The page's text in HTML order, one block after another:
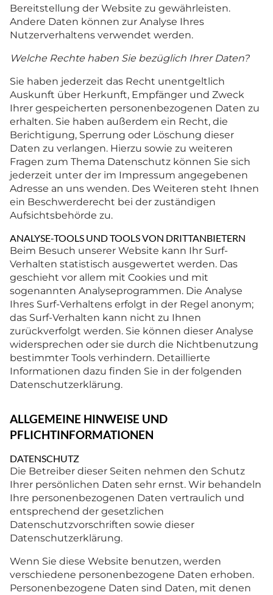
Bereitstellung der Website zu gewährleisten.
Andere Daten können zur Analyse Ihres
Nutzerverhaltens verwendet werden.
Welche Rechte haben Sie bezüglich Ihrer Daten?
Sie haben jederzeit das Recht unentgeltlich
Auskunft über Herkunft, Empfänger und Zweck
Ihrer gespeicherten personenbezogenen Daten zu
erhalten. Sie haben außerdem ein Recht, die
Berichtigung, Sperrung oder Löschung dieser
Daten zu verlangen. Hierzu sowie zu weiteren
Fragen zum Thema Datenschutz können Sie sich
jederzeit unter der im Impressum angegebenen
Adresse an uns wenden. Des Weiteren steht Ihnen
ein Beschwerderecht bei der zuständigen
Aufsichtsbehörde zu.
ANALYSE-TOOLS UND TOOLS VON DRITTANBIETERN
Beim Besuch unserer Website kann Ihr Surf-
Verhalten statistisch ausgewertet werden. Das
geschieht vor allem mit Cookies und mit
sogenannten Analyseprogrammen. Die Analyse
Ihres Surf-Verhaltens erfolgt in der Regel anonym;
das Surf-Verhalten kann nicht zu Ihnen
zurückverfolgt werden. Sie können dieser Analyse
widersprechen oder sie durch die Nichtbenutzung
bestimmter Tools verhindern. Detaillierte
Informationen dazu finden Sie in der folgenden
Datenschutzerklärung.
ALLGEMEINE HINWEISE UND
PFLICHTINFORMATIONEN
DATENSCHUTZ
Die Betreiber dieser Seiten nehmen den Schutz
Ihrer persönlichen Daten sehr ernst. Wir behandeln
Ihre personenbezogenen Daten vertraulich und
entsprechend der gesetzlichen
Datenschutzvorschriften sowie dieser
Datenschutzerklärung.
Wenn Sie diese Website benutzen, werden
verschiedene personenbezogene Daten erhoben.
Personenbezogene Daten sind Daten, mit denen